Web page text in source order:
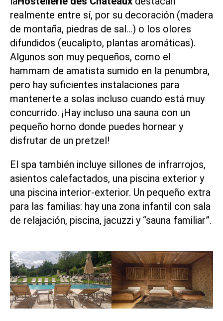
realmente entre sí, por su decoración (madera
de montaña, piedras de sal…) o los olores
difundidos (eucalipto, plantas aromáticas).
Algunos son muy pequeños, como el
hammam de amatista sumido en la penumbra,
pero hay suficientes instalaciones para
mantenerte a solas incluso cuando está muy
concurrido. ¡Hay incluso una sauna con un
pequeño horno donde puedes hornear y
disfrutar de un pretzel!
El spa también incluye sillones de infrarrojos,
asientos calefactados, una piscina exterior y
una piscina interior-exterior. Un pequeño extra
para las familias: hay una zona infantil con sala
de relajación, piscina, jacuzzi y “sauna familiar”.